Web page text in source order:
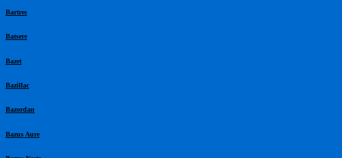
Bartres
Batsere
Bazet
Bazillac
Bazordan
Bazus Aure